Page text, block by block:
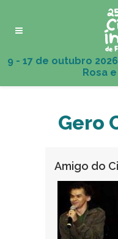
Gero
Amigo do